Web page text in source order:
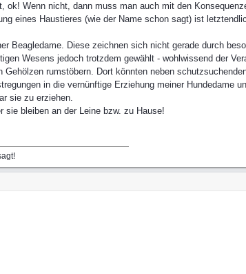
ok! Wenn nicht, dann muss man auch mit den
eines Haustieres (wie der Name schon sagt) ist
Beagledame. Diese zeichnen sich nicht gerade durch
Wesens jedoch trotzdem gewählt - wohlwissend der
Gehölzen rumstöbern. Dort könnten neben
in die vernünftige Erziehung meiner Hundedame
sie zu erziehen.
sie bleiben an der Leine bzw. zu Hause!